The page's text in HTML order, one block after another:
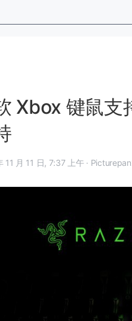
Xbox 键鼠支
2018 年 11 月 11 日, 7:37 上午 ·